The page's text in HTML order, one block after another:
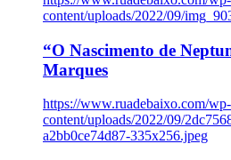
content/uploads/2022/09/
“O Nascimento de
Marques
https://www.ruadebaixo.com/wp-
content/uploads/2022/09/
a2bb0ce74d87-335x256.jpeg